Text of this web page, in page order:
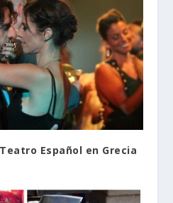
Español en Grecia